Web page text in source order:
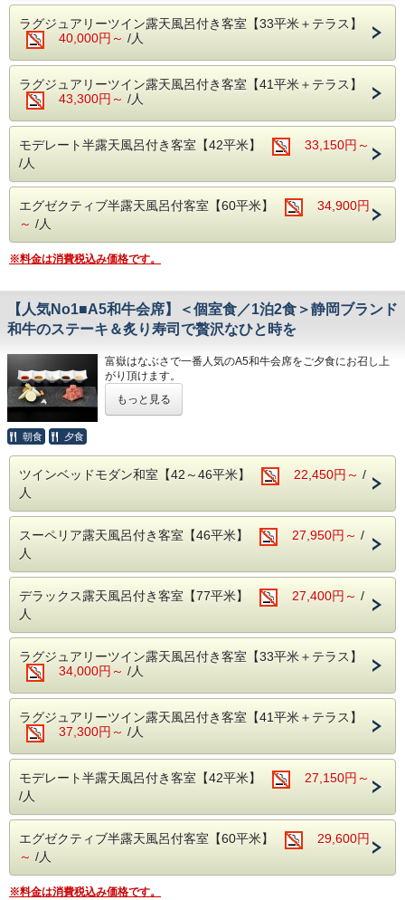
【ご夕食】
海鮮もお肉も両方味わいたい！という方にお薦めの「特選会
席」をご用意致します。
メイン料理は【伊勢海老のお造り】【鮑の蒸し焼き】【静岡
産A5和牛のステーキ】と人気食材が一度に味わえます。
ステーキは地元のブランド和牛「しずおか和牛 頂上」をお
好みの焼き加減で。
2種類の切り方、5種類のタレや薬味でそのおいしさを味わ
そのほか、近海で獲れた魚介を中心とした新鮮なお刺身など
〆は、富嶽はなぶさ名物、本山葵をすりおろしてご飯に乗せ
て頂く、「伊豆まぶし」をお楽しみください。
※ご夕食「特選会席」のボリューム★★★★★
【ご朝食】15種類の小鉢、郷土料理「国清汁」、鯵の干
「ちょっとずつを沢山」お召し上がりいただく和定食です。
◆お子様の夕食についてのご注意事項
・小学生高学年 お子様定食＋お造り
※小学校高学年でたくさん召し上がるお子様は、大人でのご
予約をお勧めします
◆お食事提供場所
【温泉】
アルカリ性単純泉で肌に優しい温泉です。
が、のんびり寛げる貸切露天風呂（3か所）でお楽しみくだ
ラグジュアリーツイン露天風呂付き客室【33平米＋テラス】
40,000円～ /人
ラグジュアリーツイン露天風呂付き客室【41平米＋テラス】
43,300円～ /人
モデレート半露天風呂付き客室【42平米】
33,150円～
/人
エグゼクティブ半露天風呂付客室【60平米】
34,900円
～ /人
※料金は消費税込み価格です。
【人気No1■A5和牛会席】＜個室食／1泊2食＞静岡ブランド
和牛のステーキ＆炙り寿司で贅沢なひと時を
富嶽はなぶさで一番人気のA5和牛会席をご夕食にお召し上
がり頂けます。
またご滞在中、快適に過ごすことがでるよう、HANA Style
のおもてなしもご用意しております。
・ラウンジでのゆったりチェックイン＆ウェルカムドリンク
のご用意（ご提供は17時まで）
・フリードリンクタイムあり（2Fラウンジにて・セルフ
式）
・女性には彩浴衣の無料貸し出し
す。
（24時～朝5時半はクローズ）
・お部屋は全て狩野川に面した、解放感溢れるお部屋。
【ご夕食】
富嶽はなぶさのスタンダード（伊豆会席に）静岡産Ａ５和牛
のステーキが付くグルメ満喫の「A5和牛会席」をご用意致
します。
ステーキはA5ランク「しずおか和牛 頂上」という地元ブラ
ンド牛で、お好みの焼き加減でお召し上がり頂けます。
ジューシーで、やわらかいお肉をぜひ味わってください。
料理人こだわりのお料理が並びます。
〆は、富嶽はなぶさ名物、本山葵をすりおろしてご飯に乗せ
お肉はもちろんですが、海の幸、伊豆の山の幸も存分にお楽
しみ頂けます。
ワビの蒸し焼きへ変更させていただきます。
もっと見る
朝食 夕食
ツインベッドモダン和室【42～46平米】 22,450円～ /
人
スーペリア露天風呂付き客室【46平米】 27,950円～ /
人
デラックス露天風呂付き客室【77平米】 27,400円～ /
人
ラグジュアリーツイン露天風呂付き客室【33平米＋テラス】
34,000円～ /人
ラグジュアリーツイン露天風呂付き客室【41平米＋テラス】
37,300円～ /人
モデレート半露天風呂付き客室【42平米】
27,150円～
/人
エグゼクティブ半露天風呂付客室【60平米】
29,600円
～ /人
※料金は消費税込み価格です。